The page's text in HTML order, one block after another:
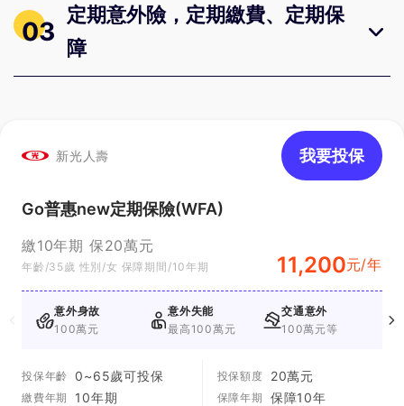
03
定期意外險，定期繳費、定期保
障
新光人壽 我要投保
Go普惠new定期保險(WFA)
繳10年期 保20萬元
年齡/35歲 性別/女 保障期間/10年期 11,200元/年
意外身故
100萬元
意外失能
最高100萬元
交通意外
100萬元等
投保年齡 0~65歲可投保
繳費年期 10年期
投保額度 20萬元
保障年期 保障10年